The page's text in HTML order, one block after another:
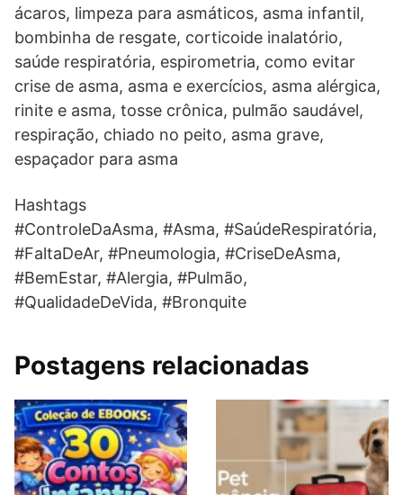
ácaros, limpeza para asmáticos, asma infantil,
bombinha de resgate, corticoide inalatório,
saúde respiratória, espirometria, como evitar
crise de asma, asma e exercícios, asma alérgica,
rinite e asma, tosse crônica, pulmão saudável,
respiração, chiado no peito, asma grave,
espaçador para asma
Hashtags
#ControleDaAsma, #Asma, #SaúdeRespiratória,
#FaltaDeAr, #Pneumologia, #CriseDeAsma,
#BemEstar, #Alergia, #Pulmão,
#QualidadeDeVida, #Bronquite
Postagens relacionadas